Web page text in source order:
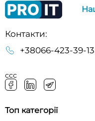
Контакти:
+38066-423-39-13
ссс
Топ категорії